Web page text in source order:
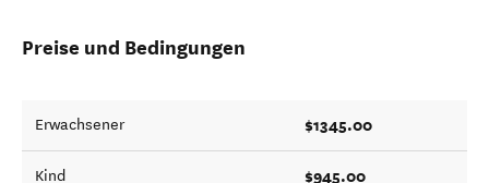
Preise und Bedingungen
Erwachsener $1345.00
Kind $945.00